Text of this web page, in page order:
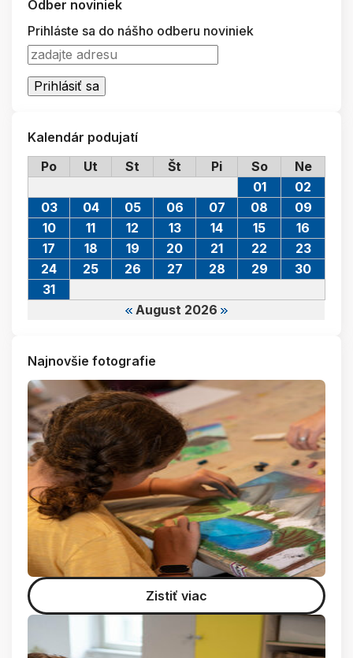
Odber noviniek
Prihláste sa do nášho odberu noviniek
Kalendár podujatí
Po
Ut St Št Pi So Ne
August 2026
01
02
03
04 05 06 07 08
09
10
11 12 13 14 15
16
17
18 19 20 21 22
23
24
25 26 27 28 29
30
31
Najnovšie fotografie
Zistiť viac